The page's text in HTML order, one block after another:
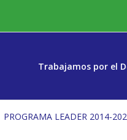
Trabajamos por el
PROGRAMA LEADER 2014-